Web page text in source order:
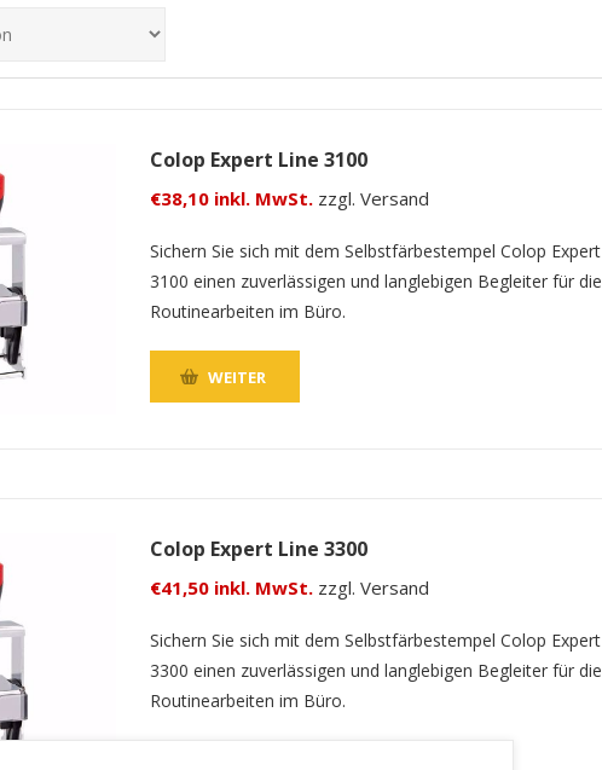
Colop Expert Line 3100
€38,10 inkl. MwSt. zzgl. Versand
Sichern Sie sich mit dem Selbstfärbestempel Colop Expert
3100 einen zuverlässigen und langlebigen Begleiter für die
Routinearbeiten im Büro.
WEITER
Colop Expert Line 3300
€41,50 inkl. MwSt. zzgl. Versand
Sichern Sie sich mit dem Selbstfärbestempel Colop Expert
3300 einen zuverlässigen und langlebigen Begleiter für die
Routinearbeiten im Büro.